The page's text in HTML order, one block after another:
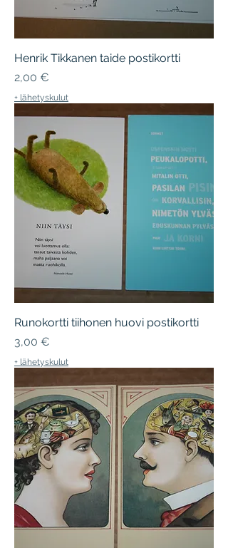
Henrik Tikkanen taide postikortti
Hinta
2,00 €
+ lähetyskulut
Runokortti tiihonen huovi postikortti
Hinta
3,00 €
+ lähetyskulut